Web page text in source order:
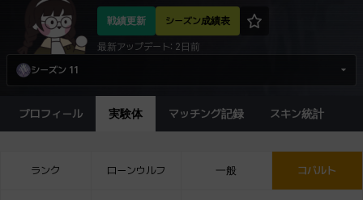
戦績更新 シーズン成績表
最新アップデート: 2日前
シーズン 11
プロフィール 実験体 マッチング記録 スキン統計
ランク ローンウルフ 一般 コバルト